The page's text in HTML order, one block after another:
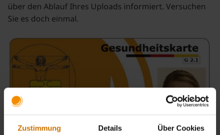
Zustimmung Details Über Cookies
über den Ablauf Ihres Uploads informiert. Versuchen
Sie es doch einmal.